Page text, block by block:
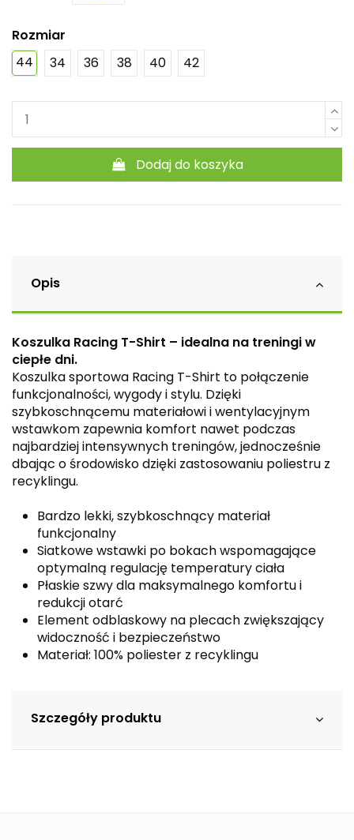
Rozmiar
44
34 36 38 40 42
Dodaj do koszyka
Opis
Koszulka Racing T-Shirt – idealna na treningi w
ciepłe dni.
Koszulka sportowa Racing T-Shirt to połączenie
funkcjonalności, wygody i stylu. Dzięki
szybkoschnącemu materiałowi i wentylacyjnym
wstawkom zapewnia komfort nawet podczas
najbardziej intensywnych treningów, jednocześnie
dbając o środowisko dzięki zastosowaniu poliestru z
recyklingu.
Bardzo lekki, szybkoschnący materiał
funkcjonalny
Siatkowe wstawki po bokach wspomagające
optymalną regulację temperatury ciała
Płaskie szwy dla maksymalnego komfortu i
redukcji otarć
Element odblaskowy na plecach zwiększający
widoczność i bezpieczeństwo
Materiał: 100% poliester z recyklingu
Szczegóły produktu